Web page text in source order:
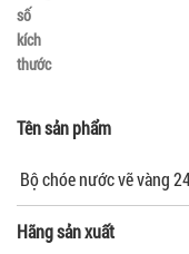
số
kích
thước
Tên sản phẩm
Bộ chóe nước vẽ vàng
Hãng sản xuất